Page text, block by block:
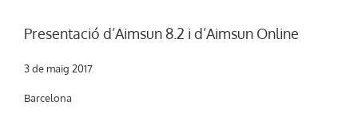
Presentació d’Aimsun 8.2 i d’Aimsun Online
3 de maig 2017
Barcelona